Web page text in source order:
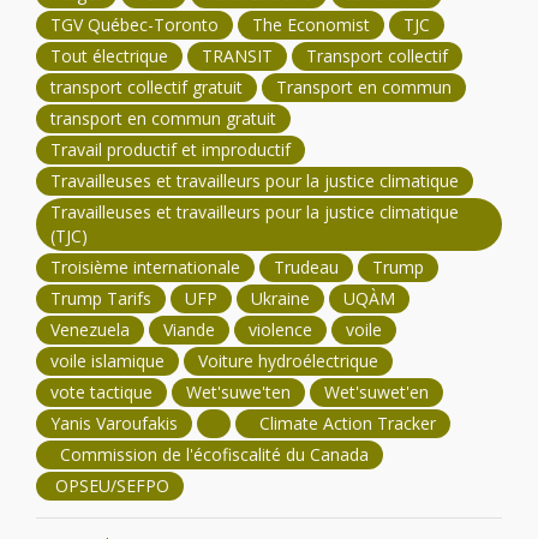
TGV Québec-Toronto
The Economist
TJC
Tout électrique
TRANSIT
Transport collectif
transport collectif gratuit
Transport en commun
transport en commun gratuit
Travail productif et improductif
Travailleuses et travailleurs pour la justice climatique
Travailleuses et travailleurs pour la justice climatique
(TJC)
Troisième internationale
Trudeau
Trump
Trump Tarifs
UFP Ukraine
UQÀM
Venezuela
Viande violence
voile
voile islamique
Voiture hydroélectrique
vote tactique
Wet'suwe'ten
Wet'suwet'en
Yanis Varoufakis
Climate Action Tracker
Commission de l'écofiscalité du Canada
OPSEU/SEFPO